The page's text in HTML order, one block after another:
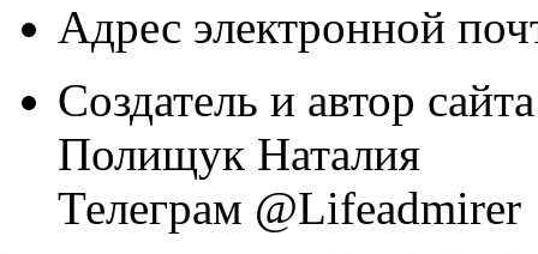
Адрес электронной
Создатель и автор сайта
Полищук Наталия
Телеграм @Lifeadmirer